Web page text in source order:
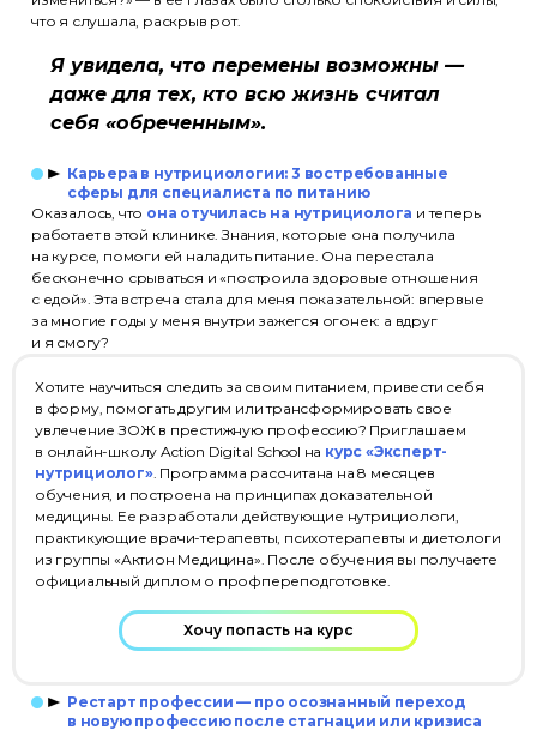
что я слушала, раскрыв рот.
Я увидела, что перемены возможны —
даже для тех, кто всю жизнь считал
себя «обреченным».
Карьера в нутрициологии: 3 востребованные
сферы для специалиста по питанию
Оказалось, что она отучилась на нутрициолога и теперь
работает в этой клинике. Знания, которые она получила
на курсе, помоги ей наладить питание. Она перестала
бесконечно срываться и «построила здоровые отношения
с едой». Эта встреча стала для меня показательной: впервые
за многие годы у меня внутри зажегся огонек: а вдруг
и я смогу?
Хотите научиться следить за своим питанием, привести себя
в форму, помогать другим или трансформировать свое
увлечение ЗОЖ в престижную профессию? Приглашаем
в онлайн-школу Action Digital School на курс «Эксперт-
нутрициолог». Программа рассчитана на 8 месяцев
обучения, и построена на принципах доказательной
медицины. Ее разработали действующие нутрициологи,
практикующие врачи-терапевты, психотерапевты и диетологи
из группы «Актион Медицина». После обучения вы получаете
официальный диплом о профпереподготовке.
Хочу попасть на курс
Рестарт профессии — про осознанный переход
в новую профессию после стагнации или кризиса